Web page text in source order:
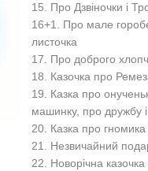
15. Про Дзвіночки і
16+1. Про мале
листочка
17. Про доброго
18. Казочка про
19. Казка про
машинку, про дружбу
20. Казка про
21. Незвичайний
22. Новорічна казочка